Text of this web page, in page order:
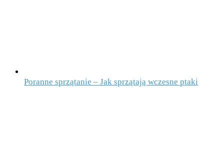
Poranne sprzątanie – Jak sprzątają wczesne ptaki